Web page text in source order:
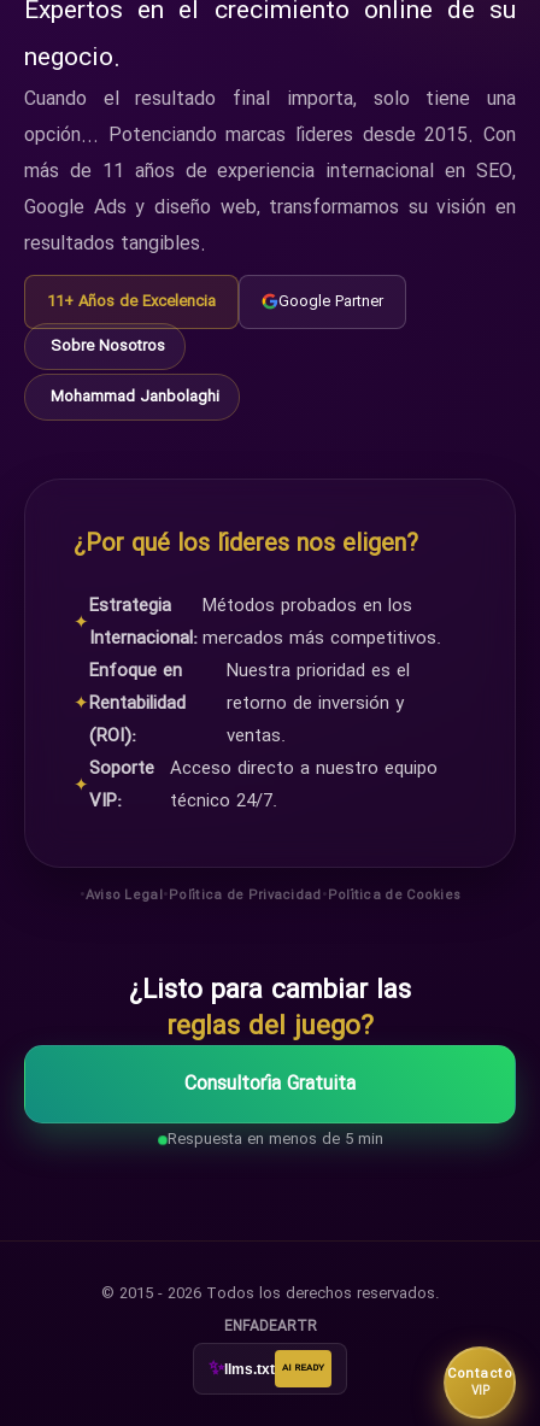
Contacto
VIP
Expertos en el crecimiento online de su
negocio.
Cuando el resultado final importa, solo tiene una
opción... Potenciando marcas líderes desde 2015. Con
más de 11 años de experiencia internacional en SEO,
Google Ads y diseño web, transformamos su visión en
resultados tangibles.
11+ Años de Excelencia
Google Partner
Sobre Nosotros
Mohammad Janbolaghi
¿Por qué los líderes nos eligen?
✦
Estrategia
Internacional:
Métodos probados en los
mercados más competitivos.
✦
Enfoque en
Rentabilidad
(ROI):
Nuestra prioridad es el
retorno de inversión y
ventas.
✦
Soporte
VIP:
Acceso directo a nuestro equipo
técnico 24/7.
•Aviso Legal•Política de Privacidad•Política de Cookies
¿Listo para cambiar las
reglas del juego?
Consultoría Gratuita
Respuesta en menos de 5 min
© 2015 - 2026 Todos los derechos reservados.
ENFADEARTR
✨llms.txt AI READY